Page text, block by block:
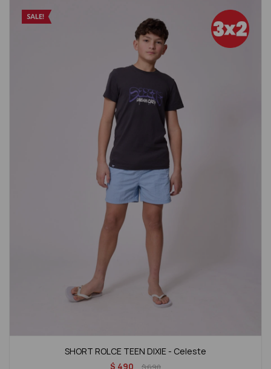
SHORT ROLCE TEEN DIXIE - Celeste
$ 490 $690